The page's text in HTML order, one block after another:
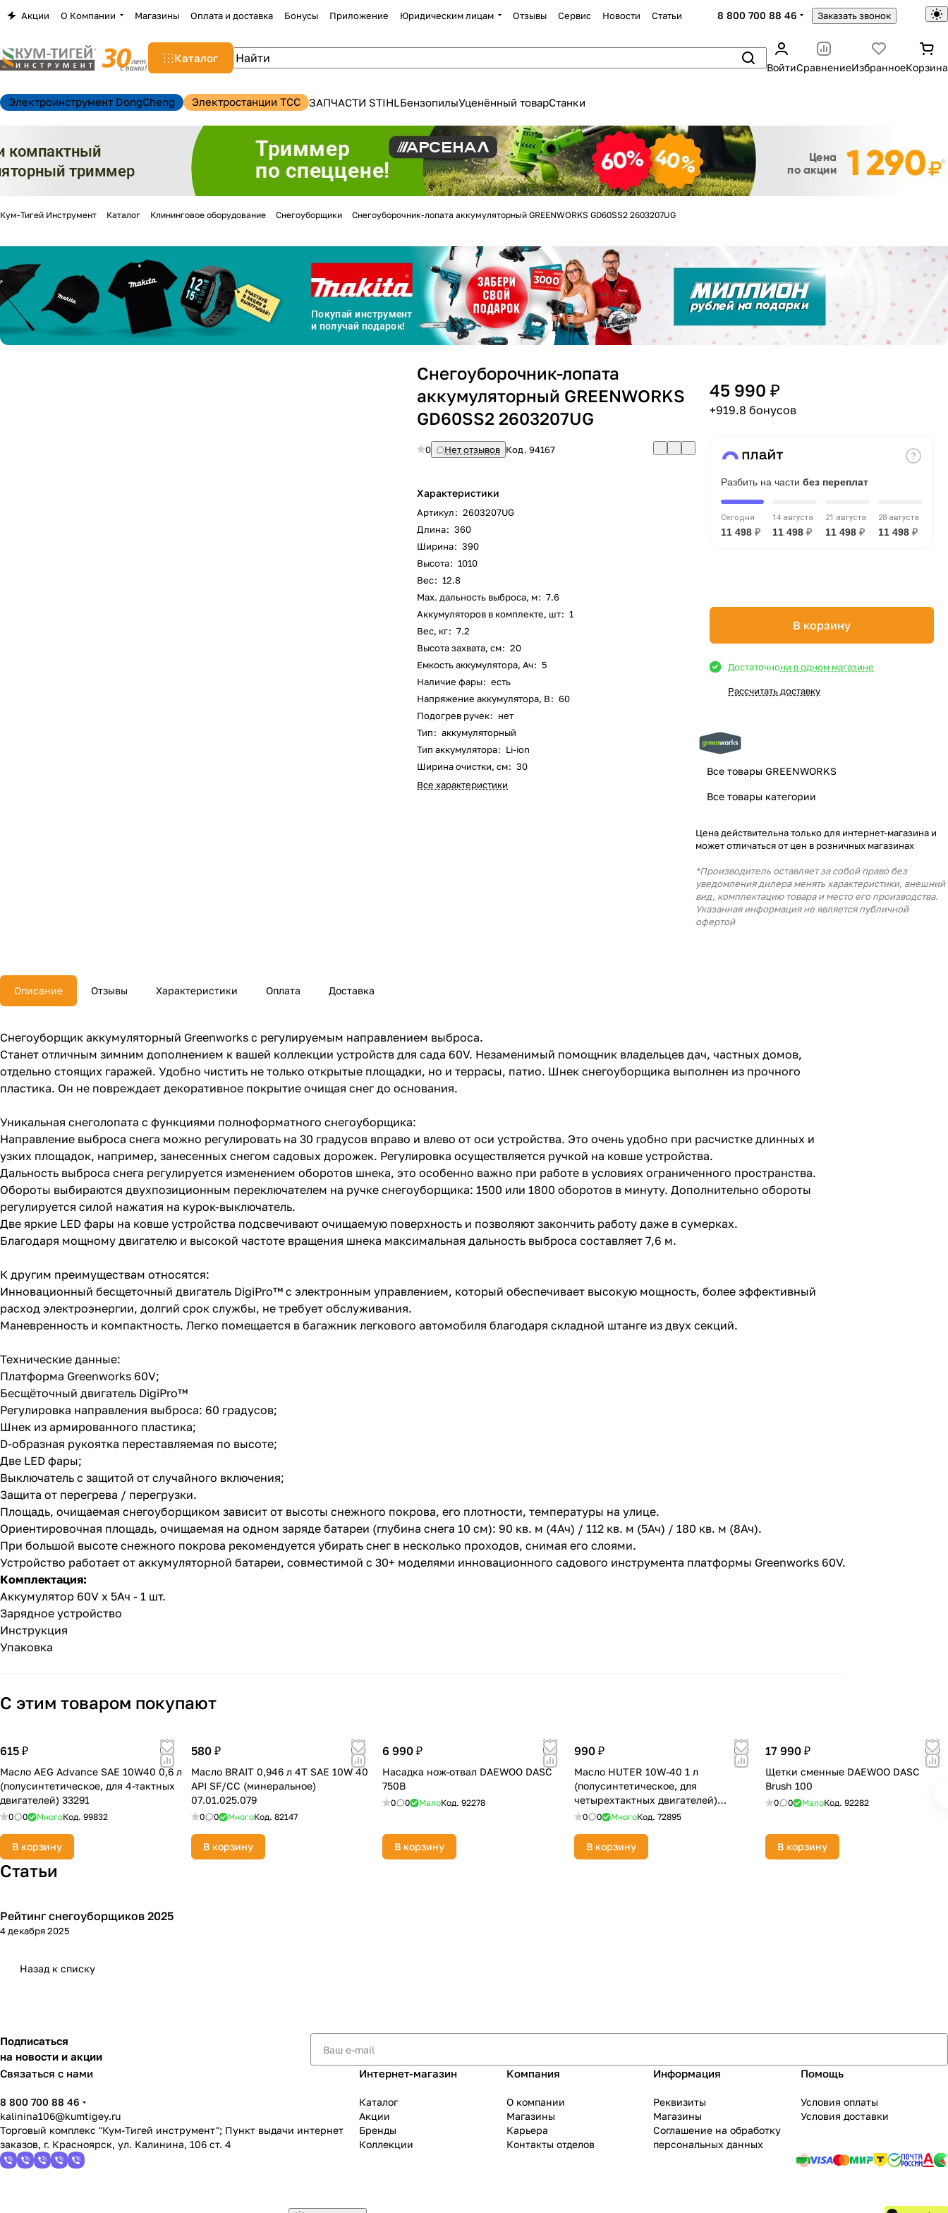
Акции О Компании Магазины Оплата и доставка Бонусы Приложение Юридическим лицам Отзывы Сервис Новости Статьи 8 800 700 88 46 Заказать звонок
Каталог
ВойтиСравнениеИзбранноеКорзина
Электроинструмент DongCheng Электростанции TCC ЗАПЧАСТИ STIHLБензопилыУценённый товарСтанки
Кум-Тигей Инструмент Каталог Клининговое оборудование Снегоуборщики Снегоуборочник-лопата аккумуляторный GREENWORKS GD60SS2 2603207UG
Снегоуборочник-лопата
аккумуляторный GREENWORKS
GD60SS2 2603207UG
0 Нет отзывов Код.94167
Характеристики
Артикул: 2603207UG
Длина: 360
Ширина: 390
Высота: 1010
Вес: 12.8
Max. дальность выброса, м: 7.6
Аккумуляторов в комплекте, шт: 1
Вес, кг: 7.2
Высота захвата, см: 20
Емкость аккумулятора, Ач: 5
Наличие фары: есть
Напряжение аккумулятора, В: 60
Подогрев ручек: нет
Тип: аккумуляторный
Тип аккумулятора: Li-ion
Ширина очистки, см: 30
Все характеристики
45 990 ₽
+919.8 бонусов
Разбить на части без переплат
Сегодня
11 498 ₽
14 августа
11 498 ₽
21 августа
11 498 ₽
28 августа
11 498 ₽
В корзину
Достаточнони в одном магазине
Рассчитать доставку
Все товары GREENWORKS
Все товары категории
Цена действительна только для интернет-магазина и
может отличаться от цен в розничных магазинах
*Производитель оставляет за собой право без
уведомления дилера менять характеристики, внешний
вид, комплектацию товара и место его производства.
Указанная информация не является публичной
офертой
Описание Отзывы Характеристики Оплата Доставка
Снегоуборщик аккумуляторный Greenworks с регулируемым направлением выброса.
Станет отличным зимним дополнением к вашей коллекции устройств для сада 60V. Незаменимый помощник владельцев дач, частных домов,
отдельно стоящих гаражей. Удобно чистить не только открытые площадки, но и террасы, патио. Шнек снегоуборщика выполнен из прочного
пластика. Он не повреждает декоративное покрытие очищая снег до основания.
Уникальная снеголопата с функциями полноформатного снегоуборщика:
Направление выброса снега можно регулировать на 30 градусов вправо и влево от оси устройства. Это очень удобно при расчистке длинных и
узких площадок, например, занесенных снегом садовых дорожек. Регулировка осуществляется ручкой на ковше устройства.
Дальность выброса снега регулируется изменением оборотов шнека, это особенно важно при работе в условиях ограниченного пространства.
Обороты выбираются двухпозиционным переключателем на ручке снегоуборщика: 1500 или 1800 оборотов в минуту. Дополнительно обороты
регулируется силой нажатия на курок-выключатель.
Две яркие LED фары на ковше устройства подсвечивают очищаемую поверхность и позволяют закончить работу даже в сумерках.
Благодаря мощному двигателю и высокой частоте вращения шнека максимальная дальность выброса составляет 7,6 м.
К другим преимуществам относятся:
Инновационный бесщеточный двигатель DigiPro™ с электронным управлением, который обеспечивает высокую мощность, более эффективный
расход электроэнергии, долгий срок службы, не требует обслуживания.
Маневренность и компактность. Легко помещается в багажник легкового автомобиля благодаря складной штанге из двух секций.
Технические данные:
Платформа Greenworks 60V;
Бесщёточный двигатель DigiPro™
Регулировка направления выброса: 60 градусов;
Шнек из армированного пластика;
D-образная рукоятка переставляемая по высоте;
Две LED фары;
Выключатель с защитой от случайного включения;
Защита от перегрева / перегрузки.
Площадь, очищаемая снегоуборщиком зависит от высоты снежного покрова, его плотности, температуры на улице.
Ориентировочная площадь, очищаемая на одном заряде батареи (глубина снега 10 см): 90 кв. м (4Ач) / 112 кв. м (5Ач) / 180 кв. м (8Ач).
При большой высоте снежного покрова рекомендуется убирать снег в несколько проходов, снимая его слоями.
Устройство работает от аккумуляторной батареи, совместимой с 30+ моделями инновационного садового инструмента платформы Greenworks 60V.
Комплектация:
Аккумулятор 60V х 5Ач - 1 шт.
Зарядное устройство
Инструкция
Упаковка
С этим товаром покупают
615 ₽
Масло AEG Advance SAE 10W40 0,6 л
(полусинтетическое, для 4-тактных
двигателей) 33291
0 0 МногоКод. 99832
В корзину
580 ₽
Масло BRAIT 0,946 л 4Т SAE 10W 40
API SF/CC (минеральное)
07.01.025.079
0 0 МногоКод.82147
В корзину
6 990 ₽
Насадка нож-отвал DAEWOO DASC
750B
0 0 МалоКод.92278
В корзину
990 ₽
Масло HUTER 10W-40 1 л
(полусинтетическое, для
четырехтактных двигателей)
73/8/1/1
0 0 МногоКод. 72895
В корзину
17 990 ₽
Щетки сменные DAEWOO DASC
Brush 100
0 0 МалоКод. 92282
В корзину
Статьи
Зимняя
Рейтинг снегоуборщиков 2025
4 декабря 2025
Назад к списку
Подписаться
на новости и акции
Связаться с нами
8 800 700 88 46
kalinina106@kumtigey.ru
Торговый комплекс "Кум-Тигей инструмент"; Пункт выдачи интернет
заказов, г. Красноярск, ул. Калинина, 106 ст. 4
Интернет-магазин
Каталог
Акции
Бренды
Коллекции
Компания
О компании
Магазины
Карьера
Контакты отделов
Информация
Реквизиты
Магазины
Соглашение на обработку
персональных данных
Помощь
Условия оплаты
Условия доставки
Закрыть
Разбейтеоплату
на частибез переплат
Добавляйте товарыв корзину
Оплачивайте сегодня только
% картой любого банка
Получайте товарвыбранный способом
% будут списываться
% каждые 2 недели
об оплате Плайтом
раз в 2 недели